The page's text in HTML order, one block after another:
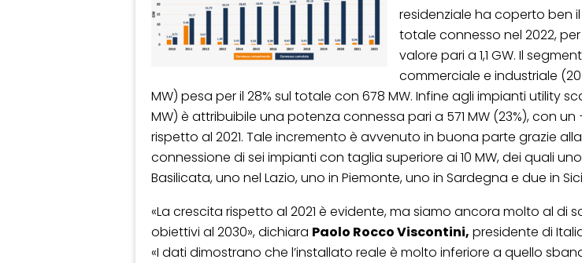
residenziale ha coperto ben il
totale connesso nel 2022,
valore pari a 1,1 GW. Il
commerciale e industriale (20
MW) pesa per il 28% sul totale con 678 MW. Infine agli impianti utility
MW) è attribuibile una potenza connessa pari a 571 MW (23%), con un
rispetto al 2021. Tale incremento è avvenuto in buona parte grazie alla
connessione di sei impianti con taglia superiore ai 10 MW, dei quali
Basilicata, uno nel Lazio, uno in Piemonte, uno in Sardegna e due in
«La crescita rispetto al 2021 è evidente, ma siamo ancora molto al di
obiettivi al 2030», dichiara Paolo Rocco Viscontini, presidente di
«I dati dimostrano che l’installato reale è molto inferiore a quello